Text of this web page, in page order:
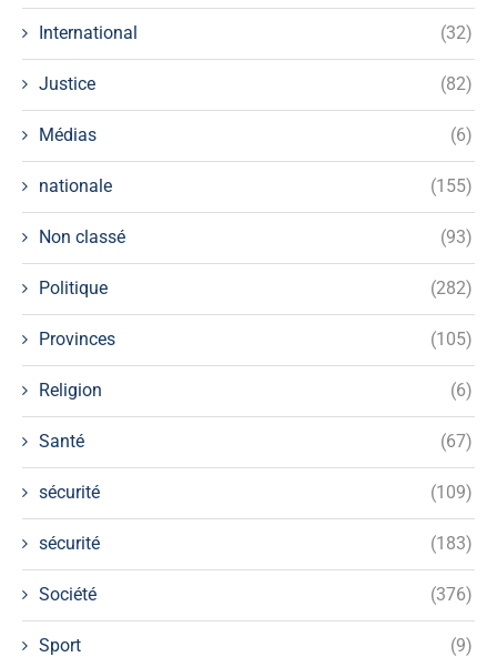
International (32)
Justice (82)
Médias (6)
nationale (155)
Non classé (93)
Politique (282)
Provinces (105)
Religion (6)
Santé (67)
sécurité (109)
sécurité (183)
Société (376)
Sport (9)